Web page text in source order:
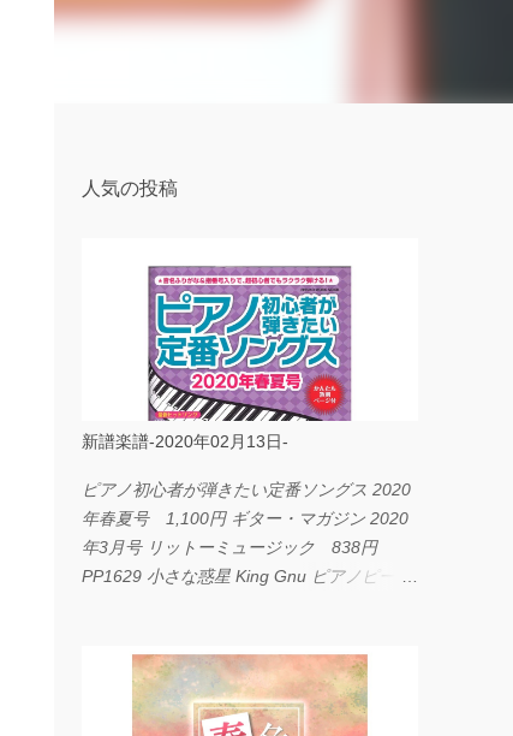
人気の投稿
新譜楽譜-2020年02月13日-
ピアノ初心者が弾きたい定番ソングス 2020
年春夏号 1,100円 ギター・マガジン 2020
年3月号 リットーミュージック 838円
PP1629 小さな惑星 King Gnu ピアノピース
LOVE... Official髭男dism バンドピース フェ
アリー 825円